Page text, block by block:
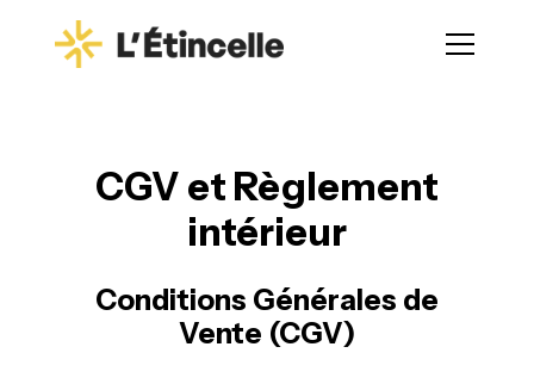
CGV et Règlement
intérieur
Conditions Générales de
Vente (CGV)